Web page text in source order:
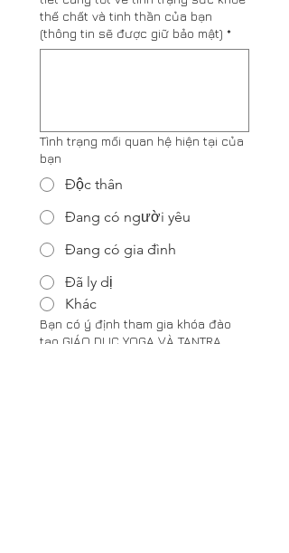
thế chất và tinh thần của bạn
(thông tin sẽ được giữ bảo mật) *
Tình trạng mối quan hệ hiện tại của
bạn
Độc thân
Đang có người yêu
Đang có gia đình
Đã ly dị
Khác
Bạn có ý định tham gia khóa đào
tạo GIÁO DỤC YOGA VÀ TANTRA